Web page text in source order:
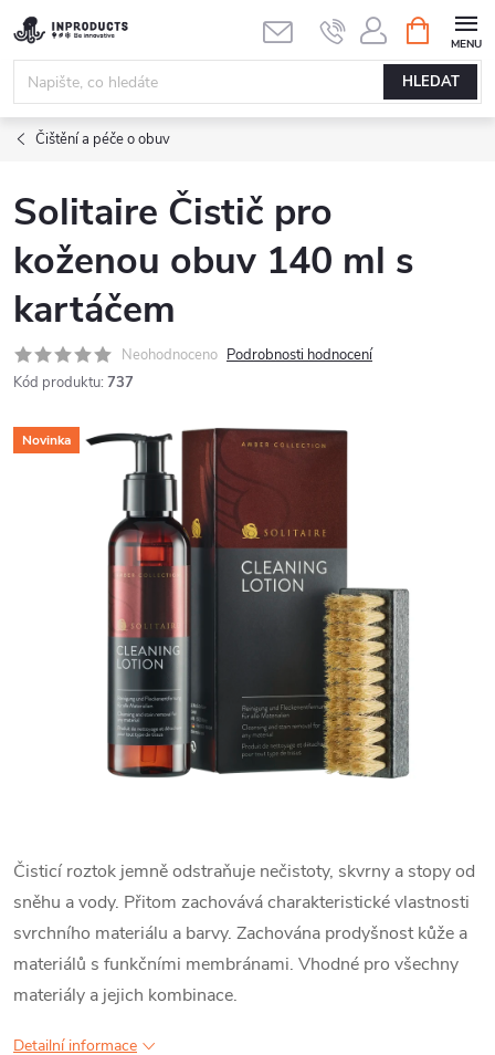
Přejít
na
obsah
HLEDAT
NÁKUPNÍ
KOŠÍK
Čištění a péče o obuv
Solitaire Čistič pro
koženou obuv 140 ml s
kartáčem
Neohodnoceno Podrobnosti hodnocení
Kód produktu: 737
Novinka
Čisticí roztok jemně odstraňuje nečistoty, skvrny a stopy od
sněhu a vody. Přitom zachovává charakteristické vlastnosti
svrchního materiálu a barvy. Zachována prodyšnost kůže a
materiálů s funkčními membránami. Vhodné pro všechny
materiály a jejich kombinace.
Detailní informace